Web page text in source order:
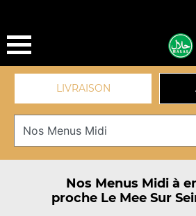
LIVRAISON
Nos Menus Midi à
proche Le Mee Sur